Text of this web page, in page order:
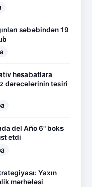
səbəbindən 19
hesabatlara
dərəcələrinin təsiri
del Año 6" boks
etdi
Yaxın
mərhələsi